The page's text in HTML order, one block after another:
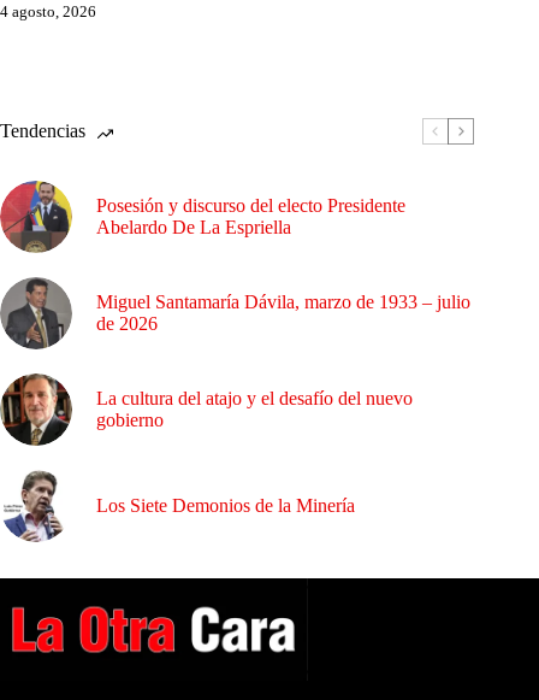
4 agosto, 2026
Tendencias
Posesión y discurso del electo Presidente
Abelardo De La Espriella
Miguel Santamaría Dávila, marzo de 1933 – julio
de 2026
La cultura del atajo y el desafío del nuevo
gobierno
Los Siete Demonios de la Minería